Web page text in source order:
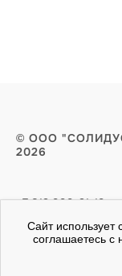
© ООО
2026
+7 812 999-21-19
zakaz@slds.ru
Сайт
соглашаетесь с